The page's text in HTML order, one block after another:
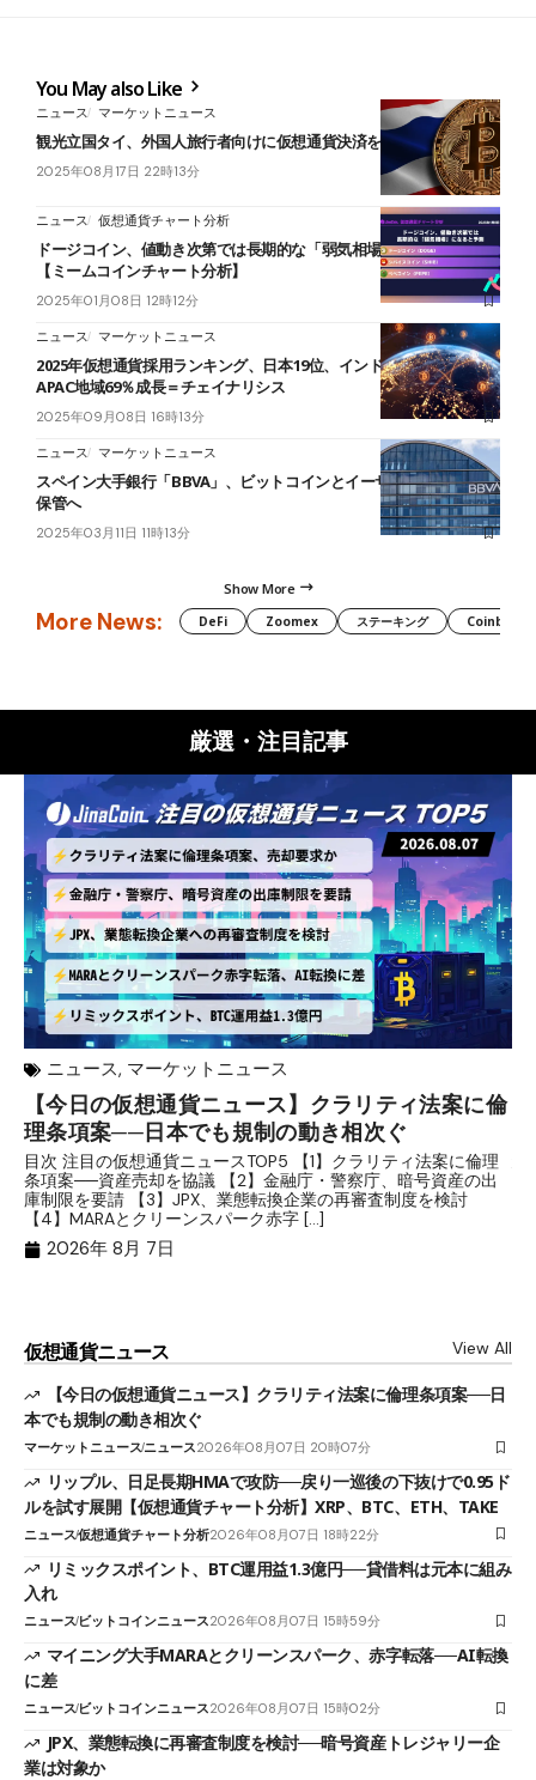
You May also Like
ニュース マーケットニュース
観光立国タイ、外国人旅行者向けに仮想通貨決済を導入＝報道
2025年08月17日 22時13分
ニュース 仮想通貨チャート分析
ドージコイン、値動き次第では長期的な「弱気相場」になると予測
【ミームコインチャート分析】
2025年01月08日 12時12分
ニュース マーケットニュース
2025年仮想通貨採用ランキング、日本19位、インド3年連続首位で
APAC地域69％成長＝チェイナリシス
2025年09月08日 16時13分
ニュース マーケットニュース
スペイン大手銀行「BBVA」、ビットコインとイーサリアムの取引・
保管へ
2025年03月11日 11時13分
Show More
More News: DeFi Zoomex ステーキング Coinbase
厳選・注目記事
ニュース, マーケットニュース
【今日の仮想通貨ニュース】クラリティ法案に倫
理条項案──日本でも規制の動き相次ぐ
目次 注目の仮想通貨ニュースTOP5 【1】クラリティ法案に倫理
条項案──資産売却を協議 【2】金融庁・警察庁、暗号資産の出
庫制限を要請 【3】JPX、業態転換企業の再審査制度を検討
【4】MARAとクリーンスパーク赤字 […]
2026年 8月 7日
仮想通貨ニュース View All
【今日の仮想通貨ニュース】クラリティ法案に倫理条項案──日
本でも規制の動き相次ぐ
マーケットニュースニュース2026年08月07日 20時07分
リップル、日足長期HMAで攻防──戻り一巡後の下抜けで0.95ド
ルを試す展開【仮想通貨チャート分析】XRP、BTC、ETH、TAKE
ニュース仮想通貨チャート分析2026年08月07日 18時22分
リミックスポイント、BTC運用益1.3億円──貸借料は元本に組み
入れ
ニュースビットコインニュース2026年08月07日 15時59分
マイニング大手MARAとクリーンスパーク、赤字転落──AI転換
に差
ニュースビットコインニュース2026年08月07日 15時02分
JPX、業態転換に再審査制度を検討──暗号資産トレジャリー企
業は対象か